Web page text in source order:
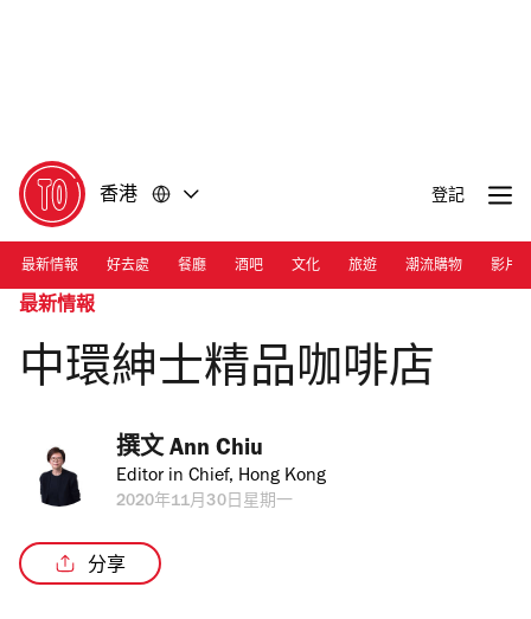
香港 登記
最新情報 好去處 餐廳 酒吧 文化 旅遊 潮流購物 影片
最新情報
中環紳士精品咖啡店
撰文 Ann Chiu
Editor in Chief, Hong Kong
2020年11月30日星期一
分享